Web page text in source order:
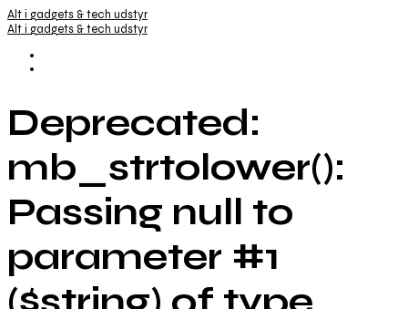
Alt i gadgets & tech udstyr
Alt i gadgets & tech udstyr
Deprecated:
mb_strtolower():
Passing null to
parameter #1